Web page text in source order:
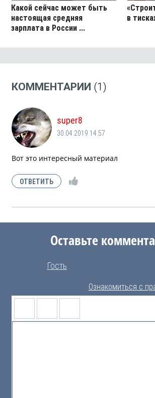
Какой сейчас может быть
настоящая средняя
зарплата в России ...
в
КОММЕНТАРИИ (1)
super8
30.04.2019 14:57
Вот это интересный материал
Оставьте
Гость
Ознакомиться с